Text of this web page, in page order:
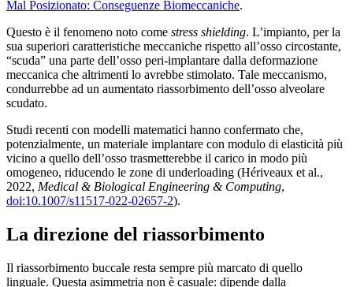
Mal Posizionato: Conseguenze Biomeccaniche.
Questo è il fenomeno noto come stress shielding. L’impianto, per la
sua superiori caratteristiche meccaniche rispetto all’osso circostante,
“scuda” una parte dell’osso peri-implantare dalla deformazione
meccanica che altrimenti lo avrebbe stimolato. Tale meccanismo,
condurrebbe ad un aumentato riassorbimento dell’osso alveolare
scudato.
Studi recenti con modelli matematici hanno confermato che,
potenzialmente, un materiale implantare con modulo di elasticità più
vicino a quello dell’osso trasmetterebbe il carico in modo più
omogeneo, riducendo le zone di underloading (Hériveaux et al.,
2022, Medical & Biological Engineering & Computing,
doi:10.1007/s11517-022-02657-2).
La direzione del riassorbimento
Il riassorbimento buccale resta sempre più marcato di quello
linguale. Questa asimmetria non è casuale: dipende dalla